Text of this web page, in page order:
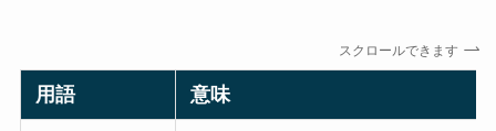
スクロールできます
用語 意味